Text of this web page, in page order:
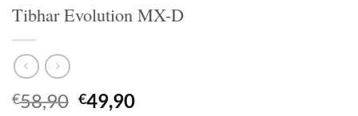
Tibhar Evolution MX-D
€58,90 Ursprünglicher
€49,90Aktueller